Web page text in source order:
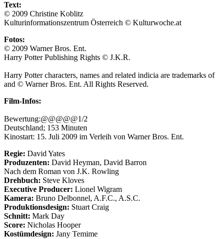
Text:
© 2009 Christine Koblitz
Kulturinformationszentrum Österreich © Kulturwoche.at
Fotos:
© 2009 Warner Bros. Ent.
Harry Potter Publishing Rights © J.K.R.
Harry Potter characters, names and related indicia are trademarks of
and © Warner Bros. Ent. All Rights Reserved.
Film-Infos:
Bewertung:@@@@@1/2
Deutschland; 153 Minuten
Kinostart: 15. Juli 2009 im Verleih von Warner Bros. Ent.
Regie: David Yates
Produzenten: David Heyman, David Barron
Nach dem Roman von J.K. Rowling
Drehbuch: Steve Kloves
Executive Producer: Lionel Wigram
Kamera: Bruno Delbonnel, A.F.C., A.S.C.
Produktionsdesign: Stuart Craig
Schnitt: Mark Day
Score: Nicholas Hooper
Kostümdesign: Jany Temime